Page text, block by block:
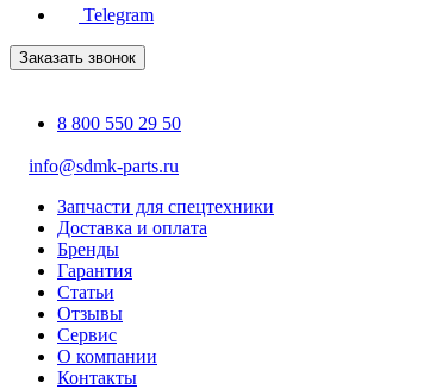
Telegram
Заказать звонок
8 800 550 29 50
info@sdmk-parts.ru
Запчасти для спецтехники
Доставка и оплата
Бренды
Гарантия
Статьи
Отзывы
Сервис
О компании
Контакты